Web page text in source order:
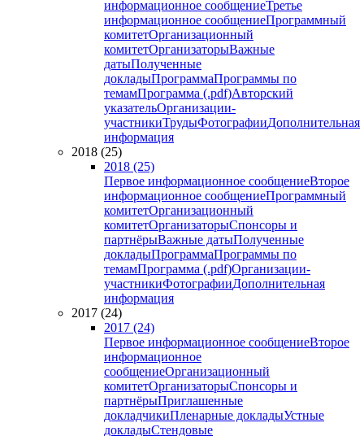
информационное сообщениеТретье
информационное сообщениеПрограммный
комитетОрганизационный
комитетОрганизаторыВажные
датыПолученные
докладыПрограммаПрограммы по
темамПрограмма (.pdf)Авторский
указательОрганизации-
участникиТрудыФотографииДополнительная
информация
2018 (25)
2018 (25)
Первое информационное сообщениеВторое
информационное сообщениеПрограммный
комитетОрганизационный
комитетОрганизаторыСпонсоры и
партнёрыВажные датыПолученные
докладыПрограммаПрограммы по
темамПрограмма (.pdf)Организации-
участникиФотографииДополнительная
информация
2017 (24)
2017 (24)
Первое информационное сообщениеВторое
информационное
сообщениеОрганизационный
комитетОрганизаторыСпонсоры и
партнёрыПриглашенные
докладчикиПленарные докладыУстные
докладыСтендовые